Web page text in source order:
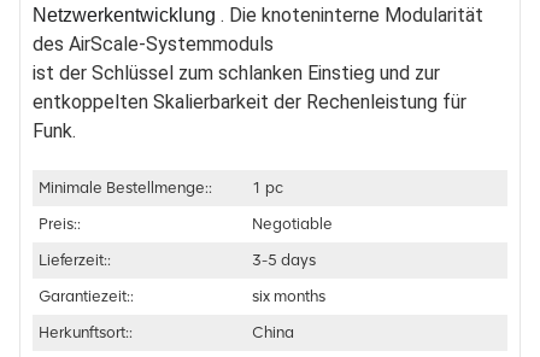
Netzwerkentwicklung . Die knoteninterne Modularität
des AirScale-Systemmoduls
ist der Schlüssel zum schlanken Einstieg und zur
entkoppelten Skalierbarkeit der Rechenleistung für
Funk.
Minimale Bestellmenge::
1 pc
Preis::
Negotiable
Lieferzeit::
3-5 days
Garantiezeit::
six months
Herkunftsort::
China